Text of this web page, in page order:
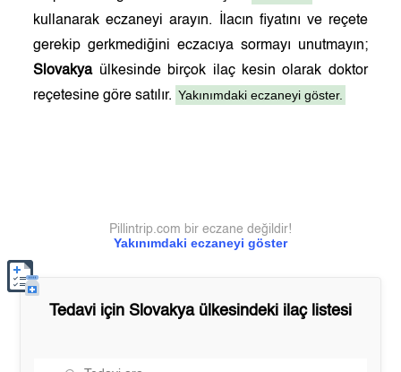
kullanarak eczaneyi arayın. İlacın fiyatını ve reçete
gerekip gerkmediğini eczacıya sormayı unutmayın;
Slovakyaülkesinde birçok ilaç kesin olarak doktor
reçetesine göre satılır. Yakınımdaki eczaneyi göster.
Yakınımdaki eczaneyi göster
Pillintrip.com bir eczane değildir!
Tedavi için Slovakyaülkesindeki ilaç listesi